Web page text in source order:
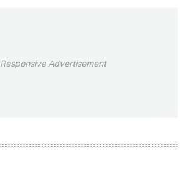
Responsive Advertisement